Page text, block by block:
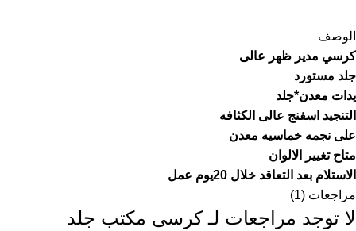
الوصف
كرسي مدير ظهر عالى
جلد مستورد
يدات معدن*جلد
التنجيد اسفنج عالى الكثافه
على نجمه خماسيه معدن
متاح تغيير الالوان
الاستلام بعد التعاقد خلال 20يوم عمل
مراجعات (1)
لا توجد مراجعات لـكرسى مكتب جلد